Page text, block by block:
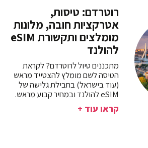
רוטרדם: טיסות,
אטרקציות חובה, מלונות
מומלצים ותקשורת eSIM
להולנד
מתכננים טיול לרוטרדם? לקראת
הטיסה לשם מומלץ להצטייד מראש
(עוד בישראל) בחבילת גלישה של
eSIM להולנד ובמחיר קבוע מראש.
קראו עוד +